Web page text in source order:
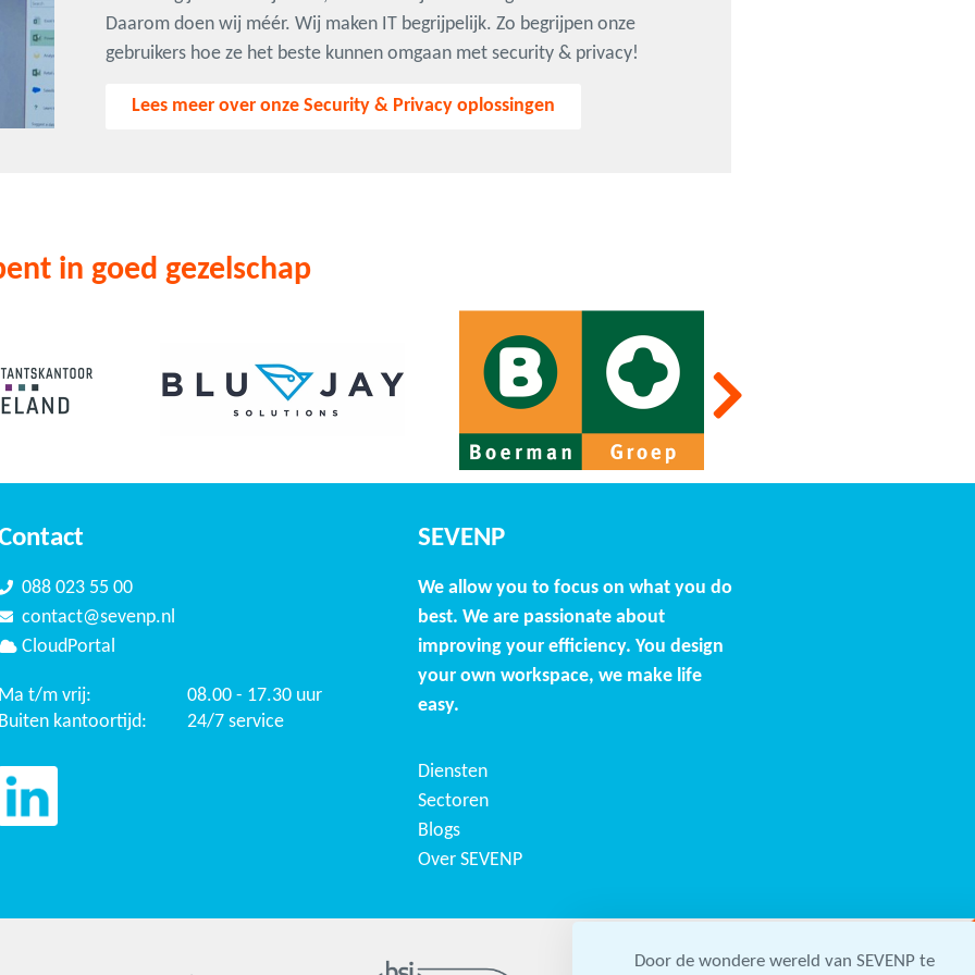
Daarom doen wij méér. Wij maken IT begrijpelijk. Zo begrijpen onze
gebruikers hoe ze het beste kunnen omgaan met security & privacy!
Lees meer over onze Security & Privacy oplossingen
in goed gezelschap
088 023 55 00
contact@sevenp.nl
CloudPortal
t/m vrij:
08.00 - 17.30 uur
kantoortijd:
24/7 service
SEVENP
We allow you to focus on what you do
best. We are passionate about
improving your efficiency. You design
your own workspace, we make life
easy.
Diensten
Sectoren
Blogs
Over SEVENP
Door de wondere wereld van SEVENP te